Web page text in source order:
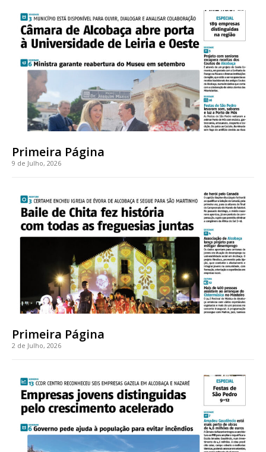
Acesso ao conteúdo online
Acesso aos conteúdos Exclusivos para
Ofertas para assinatura anual
Escolha o plano
Primeira Página
9 de Julho, 2026
Primeira Página
2 de Julho, 2026